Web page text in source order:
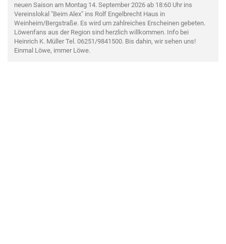
neuen Saison am Montag 14. September 2026 ab 18:60 Uhr ins
Vereinslokal "Beim Alex" ins Rolf Engelbrecht Haus in
Weinheim/Bergstraße. Es wird um zahlreiches Erscheinen gebeten.
Löwenfans aus der Region sind herzlich willkommen. Info bei
Heinrich K. Müller Tel. 06251/9841500. Bis dahin, wir sehen uns!
Einmal Löwe, immer Löwe.